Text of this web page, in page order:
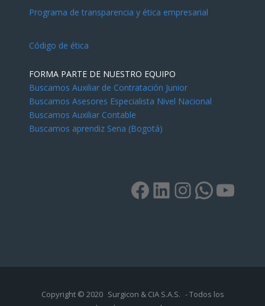
Programa de transparencia y ética empresarial
Código de ética
FORMA PARTE DE NUESTRO EQUIPO
Buscamos Auxiliar de Contratación Junior
Buscamos Asesores Especialista Nivel Nacional
Buscamos Auxiliar Contable
Buscamos aprendiz Sena (Bogotá)
Copyright © 2020 Surgicon & CIA S.A.S. - Todos los